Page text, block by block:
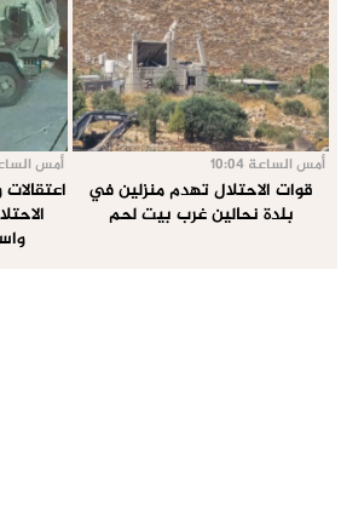
أمس الساعة 10:04
قوات الاحتلال تهدم منزلين في
بلدة نحالين غرب بيت لحم
أمس الساعة